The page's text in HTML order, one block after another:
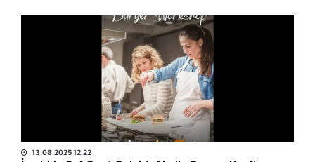
SULTAN GÜMÜŞ KAYA
13.08.2025 12:22